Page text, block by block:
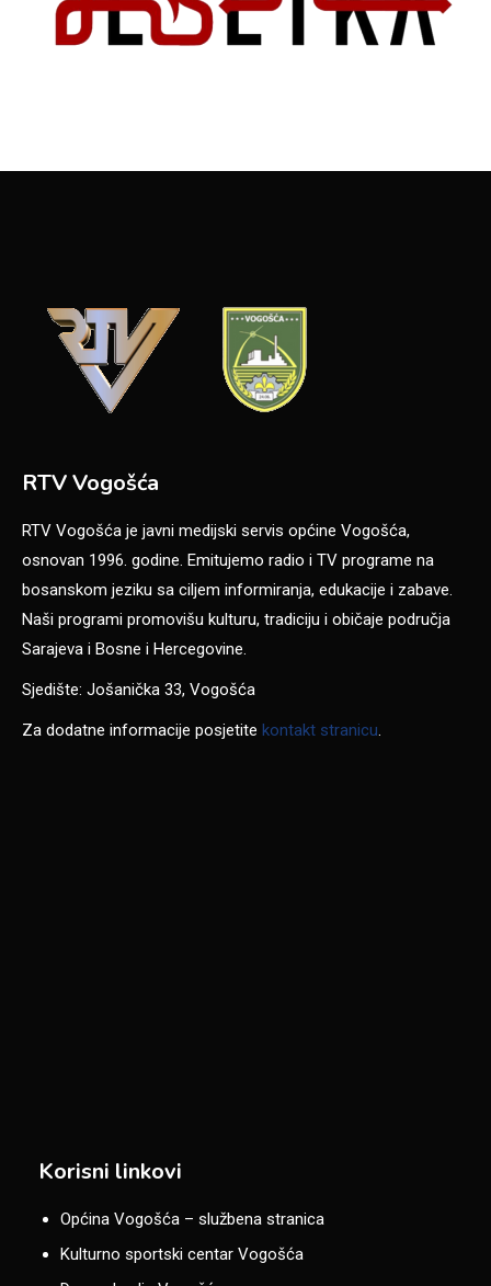
RTV Vogošća
RTV Vogošća je javni medijski servis općine Vogošća,
osnovan 1996. godine. Emitujemo radio i TV programe na
bosanskom jeziku sa ciljem informiranja, edukacije i zabave.
Naši programi promovišu kulturu, tradiciju i običaje područja
Sarajeva i Bosne i Hercegovine.
Sjedište: Jošanička 33, Vogošća
Za dodatne informacije posjetite kontakt stranicu.
Korisni linkovi
Općina Vogošća – službena stranica
Kulturno sportski centar Vogošća